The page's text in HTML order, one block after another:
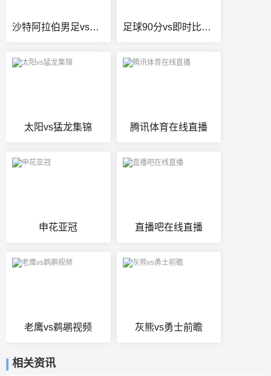
沙特阿拉伯男足vs中国男足 足球90分vs即时比分即时比分
太阳vs猛龙集锦 腾讯体育在线直播
申花亚冠 直播吧在线直播
老鹰vs鹈鹕视频 灰熊vs勇士前瞻
相关资讯